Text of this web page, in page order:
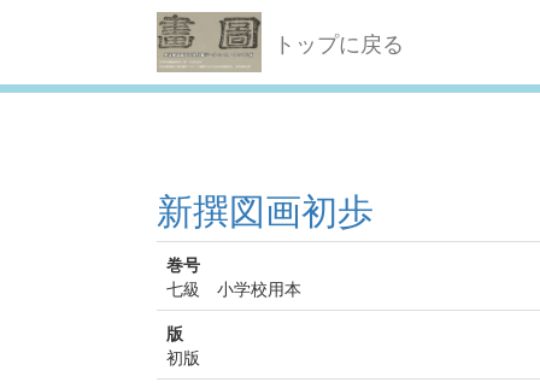
トップに戻る
新撰図画初歩
巻号
七級 小学校用本
版
初版